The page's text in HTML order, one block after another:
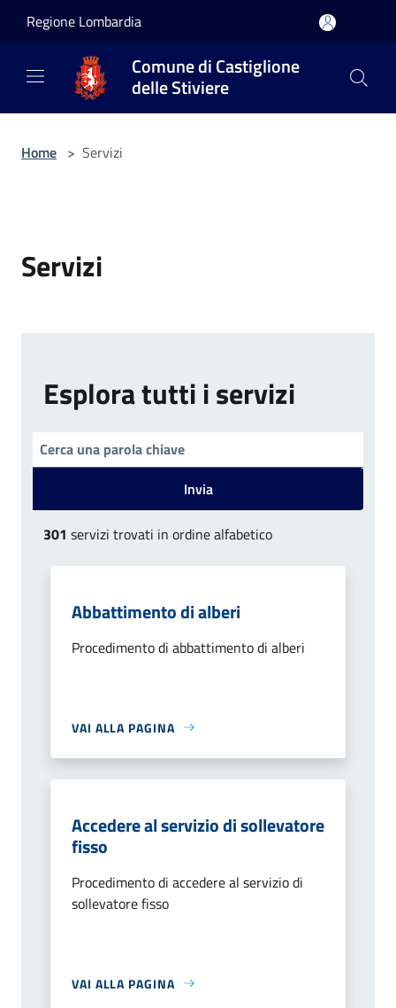
Regione Lombardia
Comune di Castiglione
delle Stiviere
Home > Servizi
Servizi
Esplora tutti i servizi
Invia
301 servizi trovati in ordine alfabetico
Abbattimento di alberi
Procedimento di abbattimento di alberi
VAI ALLA PAGINA
Accedere al servizio di sollevatore
fisso
Procedimento di accedere al servizio di
sollevatore fisso
VAI ALLA PAGINA